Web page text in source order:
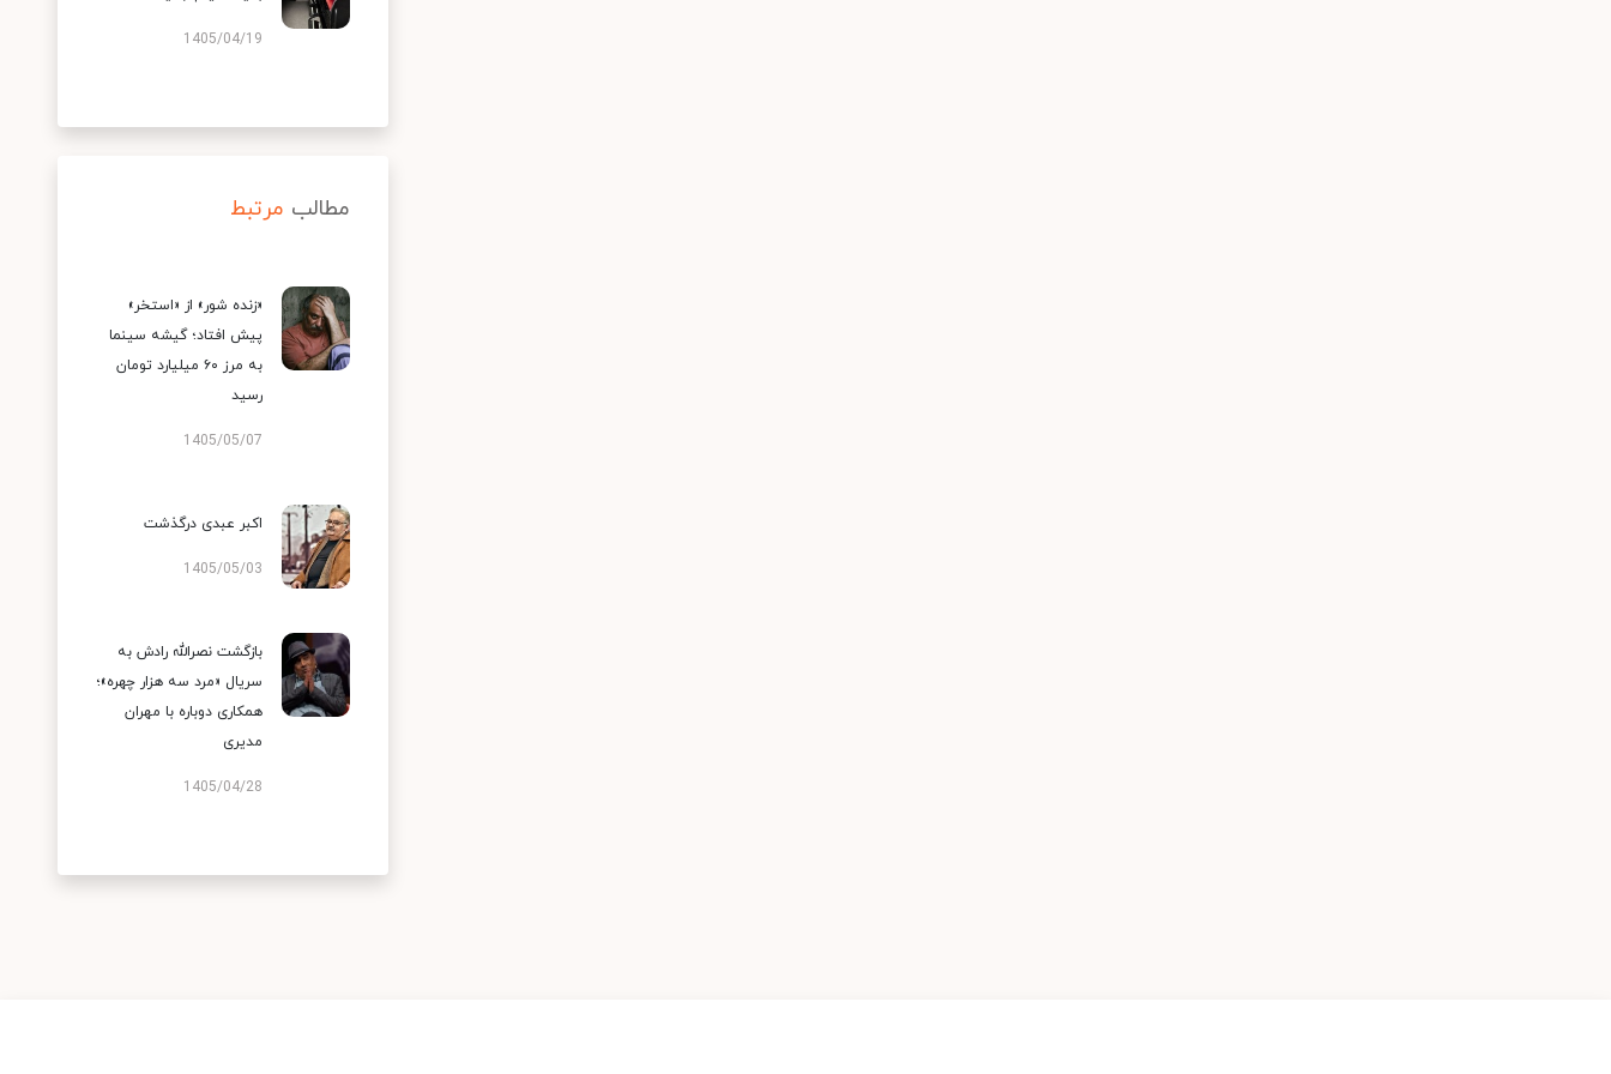
1405/04/19
مطالب مرتبط
«زنده شور» از «استخر»
پیش افتاد؛ گیشه سینما
به مرز ۶۰ میلیارد تومان
رسید
1405/05/07
اکبر عبدی درگذشت
1405/05/03
بازگشت نصرالله رادش به
سریال «مرد سه هزار چهره»؛
همکاری دوباره با مهران
مدیری
1405/04/28